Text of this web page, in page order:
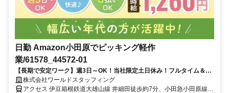
日勤 Amazon小田原でピッキング軽作
業/61578_44572-01
【長期で安定ワーク】週3日～OK！当社限定土日休み！フルタイム＆長
期で活躍できる軽作業スタッフ
株式会社ワールドスタッフィング
アクセス 伊豆箱根鉄道大雄山線 井細田徒歩約7分、小田急小田原線